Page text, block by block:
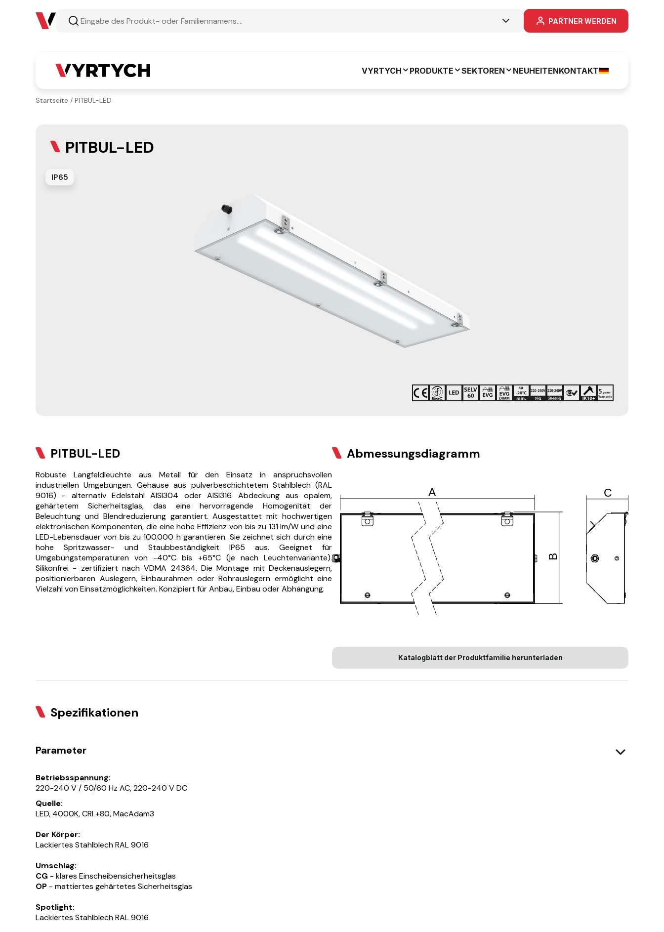
PARTNER WERDEN
VYRTYCH PRODUKTE SEKTOREN NEUHEITENKONTAKT
Startseite / PITBUL-LED
PITBUL-LED
IP65
PITBUL-LED
Robuste Langfeldleuchte aus Metall für den Einsatz in anspruchsvollen
industriellen Umgebungen. Gehäuse aus pulverbeschichtetem Stahlblech (RAL
9016) - alternativ Edelstahl AISI304 oder AISI316. Abdeckung aus opalem,
gehärtetem Sicherheitsglas, das eine hervorragende Homogenität der
Beleuchtung und Blendreduzierung garantiert. Ausgestattet mit hochwertigen
elektronischen Komponenten, die eine hohe Effizienz von bis zu 131 lm/W und eine
LED-Lebensdauer von bis zu 100.000 h garantieren. Sie zeichnet sich durch eine
hohe Spritzwasser- und Staubbeständigkeit IP65 aus. Geeignet für
Umgebungstemperaturen von -40°C bis +65°C (je nach Leuchtenvariante).
Silikonfrei - zertifiziert nach VDMA 24364. Die Montage mit Deckenauslegern,
positionierbaren Auslegern, Einbaurahmen oder Rohrauslegern ermöglicht eine
Vielzahl von Einsatzmöglichkeiten. Konzipiert für Anbau, Einbau oder Abhängung.
Abmessungsdiagramm
Katalogblatt der Produktfamilie herunterladen
Spezifikationen
Parameter
Betriebsspannung:
220-240 V / 50/60 Hz AC, 220-240 V DC
Quelle:
LED, 4000K, CRI +80, MacAdam3
Der Körper:
Lackiertes Stahlblech RAL 9016
Umschlag:
CG - klares Einscheibensicherheitsglas
OP - mattiertes gehärtetes Sicherheitsglas
Spotlight:
Lackiertes Stahlblech RAL 9016